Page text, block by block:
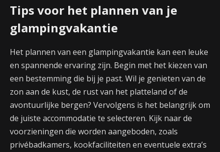
Tips voor het plannen van je
glampingvakantie
Het plannen van een glampingvakantie kan een leuke
en spannende ervaring zijn. Begin met het kiezen van
een bestemming die bij je past. Wil je genieten van de
zon aan de kust, de rust van het platteland of de
avontuurlijke bergen? Vervolgens is het belangrijk om
de juiste accommodatie te selecteren. Kijk naar de
voorzieningen die worden aangeboden, zoals
privébadkamers, kookfaciliteiten en eventuele extra’s